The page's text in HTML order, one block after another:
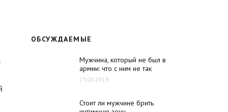
ОБСУЖДАЕМЫЕ
Мужчина, который не был в
армии: что с ним не так
29.08.2019
Стоит ли мужчине брить